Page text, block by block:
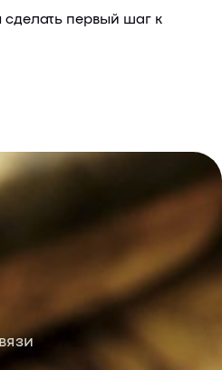
сделать первый шаг к